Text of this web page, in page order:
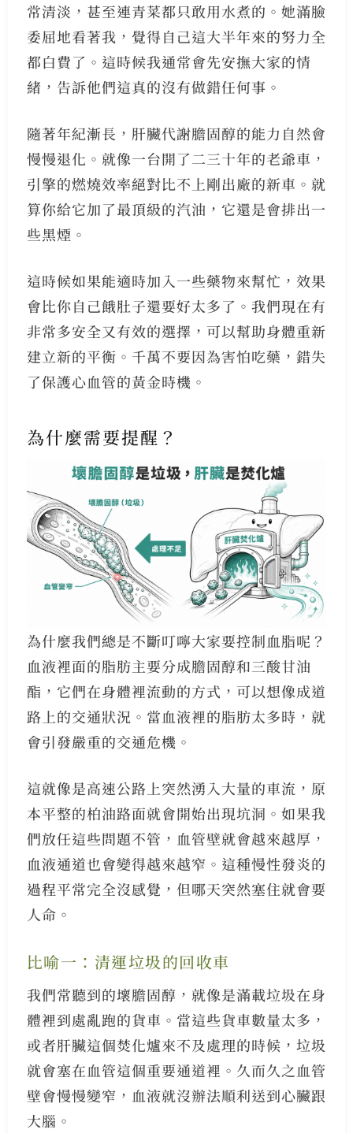
常清淡，甚至連青菜都只敢用水煮的。她滿臉
委屈地看著我，覺得自己這大半年來的努力全
都白費了。這時候我通常會先安撫大家的情
緒，告訴他們這真的沒有做錯任何事。
隨著年紀漸長，肝臟代謝膽固醇的能力自然會
慢慢退化。就像一台開了二三十年的老爺車，
引擎的燃燒效率絕對比不上剛出廠的新車。就
算你給它加了最頂級的汽油，它還是會排出一
些黑煙。
這時候如果能適時加入一些藥物來幫忙，效果
會比你自己餓肚子還要好太多了。我們現在有
非常多安全又有效的選擇，可以幫助身體重新
建立新的平衡。千萬不要因為害怕吃藥，錯失
了保護心血管的黃金時機。
為什麼需要提醒？
為什麼我們總是不斷叮嚀大家要控制血脂呢？
血液裡面的脂肪主要分成膽固醇和三酸甘油
酯，它們在身體裡流動的方式，可以想像成道
路上的交通狀況。當血液裡的脂肪太多時，就
會引發嚴重的交通危機。
這就像是高速公路上突然湧入大量的車流，原
本平整的柏油路面就會開始出現坑洞。如果我
們放任這些問題不管，血管壁就會越來越厚，
血液通道也會變得越來越窄。這種慢性發炎的
過程平常完全沒感覺，但哪天突然塞住就會要
人命。
比喻一：清運垃圾的回收車
我們常聽到的壞膽固醇，就像是滿載垃圾在身
體裡到處亂跑的貨車。當這些貨車數量太多，
或者肝臟這個焚化爐來不及處理的時候，垃圾
就會塞在血管這個重要通道裡。久而久之血管
壁會慢慢變窄，血液就沒辦法順利送到心臟跟
大腦。